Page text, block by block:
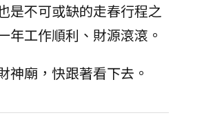
是不可或缺的走春行程之
工作順利、財源滾滾。
神廟，快跟著看下去。